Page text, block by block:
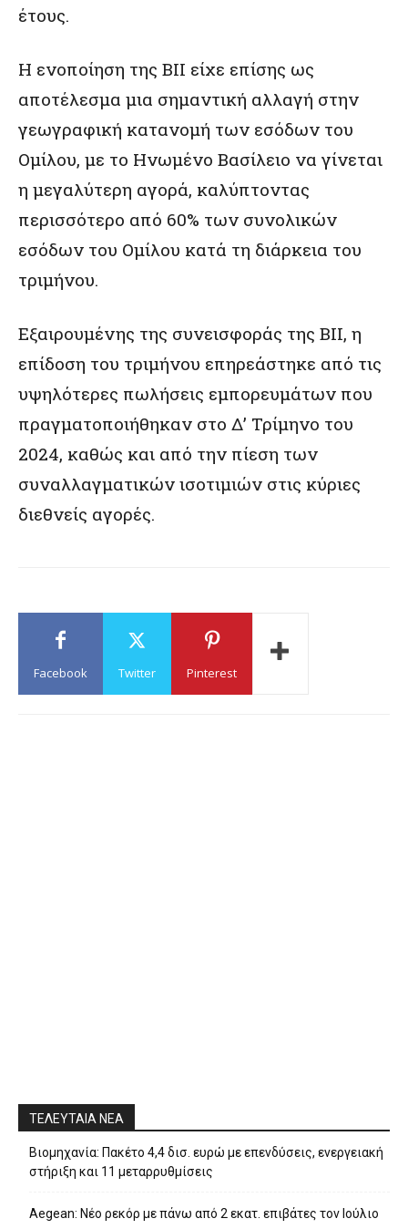
έτους.
Η ενοποίηση της BII είχε επίσης ως
αποτέλεσμα μια σημαντική αλλαγή στην
γεωγραφική κατανομή των εσόδων του
Ομίλου, με το Ηνωμένο Βασίλειο να γίνεται
η μεγαλύτερη αγορά, καλύπτοντας
περισσότερο από 60% των συνολικών
εσόδων του Ομίλου κατά τη διάρκεια του
τριμήνου.
Εξαιρουμένης της συνεισφοράς της BII, η
επίδοση του τριμήνου επηρεάστηκε από τις
υψηλότερες πωλήσεις εμπορευμάτων που
πραγματοποιήθηκαν στο Δ’ Τρίμηνο του
2024, καθώς και από την πίεση των
συναλλαγματικών ισοτιμιών στις κύριες
διεθνείς αγορές.
Facebook Twitter Pinterest
ΤΕΛΕΥΤΑΙΑ ΝΕΑ
Βιομηχανία: Πακέτο 4,4 δισ. ευρώ με επενδύσεις, ενεργειακή
στήριξη και 11 μεταρρυθμίσεις
Aegean: Νέο ρεκόρ με πάνω από 2 εκατ. επιβάτες τον Ιούλιο